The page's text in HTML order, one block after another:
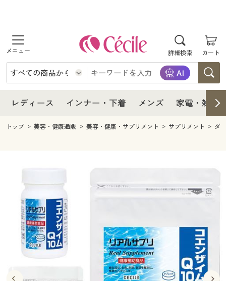
詳細検索 カート
商品を探す
レディース
レディースファッション
インナー・下着
インナー・下着通販すべて
メンズ下着
ジュニア・ティーンズ下着
メンズ
メンズファッション
メンズ下着
家電・雑貨すべて
家電
キッチン・雑貨・日用品
寝具・インテリア・家具
寝具・インテリア・家具通販すべて
家具・収納
美容・健康
美容・健康通販すべて
制服・スクール
レディース インナー・下着 メンズ 家電・雑貨
レディース
レディース通販すべて
レディースファッション
インナー・下着
インナー・下着通販すべて
メンズ
キッチン・雑貨・日用品
家具・収納
寝具・ベッド
カーテン・ラグ・ファブリック
美容・健康通販すべて
美容・健康・サプリメント
制服・スクール
制服・スクールすべて
制服・学生服
大きいサイズ
大きいサイズ通販すべて
バーゲン
トップ 美容・健康通販 美容・健康・サプリメント サプリメント ダ